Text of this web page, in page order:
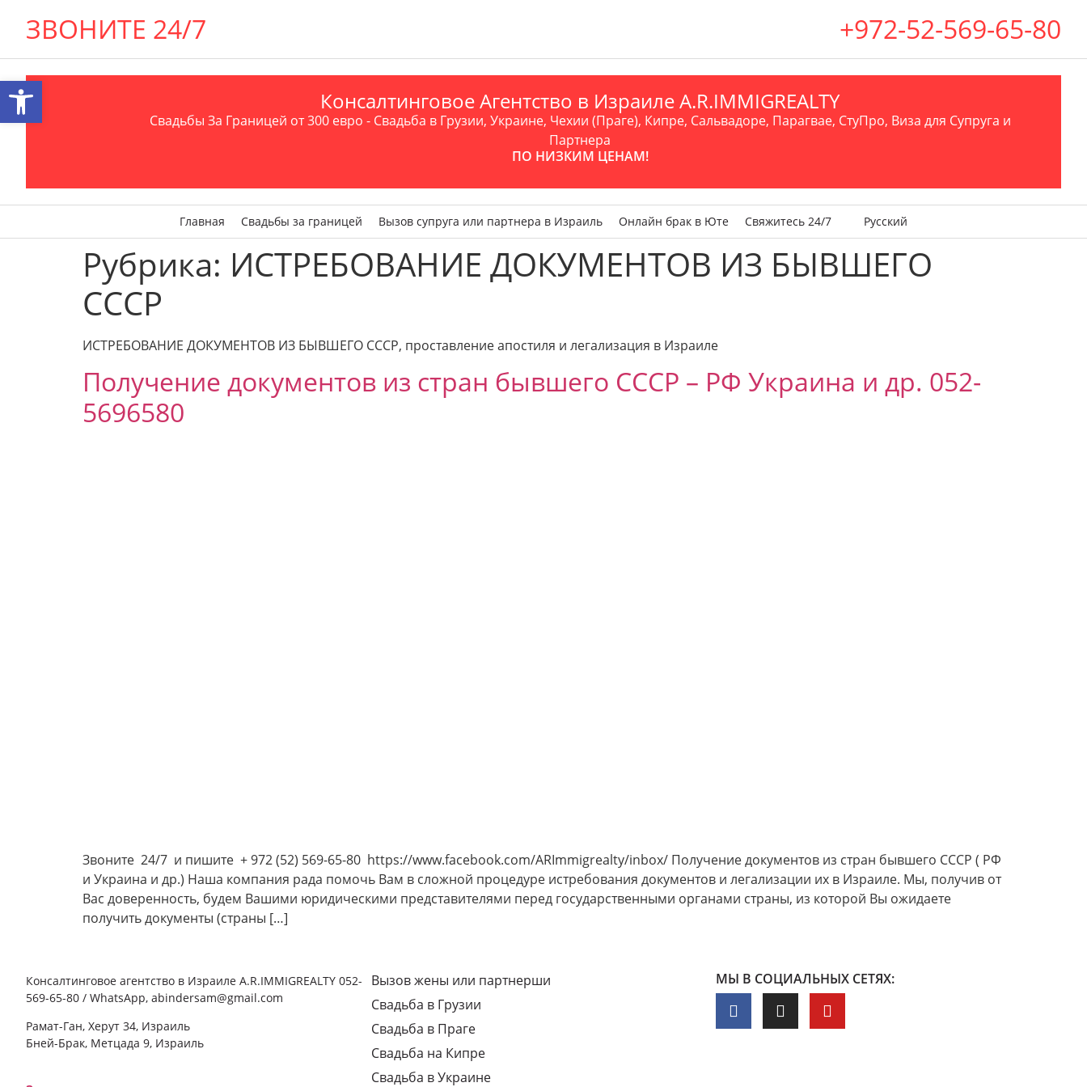
ЗВОНИТЕ 24/7 +972-52-569-65-80
Консалтинговое Агентство в Израиле A.R.IMMIGREALTY
Свадьбы За Границей от 300 евро - Свадьба в Грузии, Украине, Чехии (Праге), Кипре, Сальвадоре, Парагвае, СтуПро, Виза для Супруга и
Партнера
ПО НИЗКИМ ЦЕНАМ!
Главная Свадьбы за границей Вызов супруга или партнера в Израиль Онлайн брак в Юте Свяжитесь 24/7 Русский
Рубрика: ИСТРЕБОВАНИЕ ДОКУМЕНТОВ ИЗ БЫВШЕГО
СССР
ИСТРЕБОВАНИЕ ДОКУМЕНТОВ ИЗ БЫВШЕГО СССР, проставление апостиля и легализация в Израиле
Получение документов из стран бывшего СССР – РФ Украина и др. 052-
5696580
Звоните 24/7 и пишите + 972 (52) 569-65-80 https://www.facebook.com/ARImmigrealty/inbox/ Получение документов из стран бывшего СССР ( РФ
и Украина и др.) Наша компания рада помочь Вам в сложной процедуре истребования документов и легализации их в Израиле. Мы, получив от
Вас доверенность, будем Вашими юридическими представителями перед государственными органами страны, из которой Вы ожидаете
получить документы (страны […]
Консалтинговое агентство в Израиле A.R.IMMIGREALTY 052-
569-65-80 / WhatsApp, abindersam@gmail.com
Рамат-Ган, Херут 34, Израиль
Бней-Брак, Метцада 9, Израиль
Вызов жены или партнерши
Свадьба в Грузии
Свадьба в Праге
Свадьба на Кипре
Свадьба в Украине
МЫ В СОЦИАЛЬНЫХ СЕТЯХ:
Открыть панель инструментов